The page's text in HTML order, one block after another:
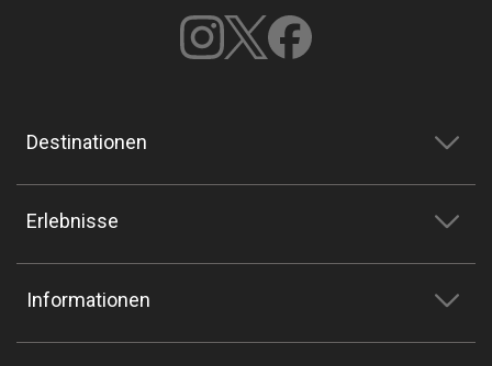
Destinationen
Erlebnisse
Informationen